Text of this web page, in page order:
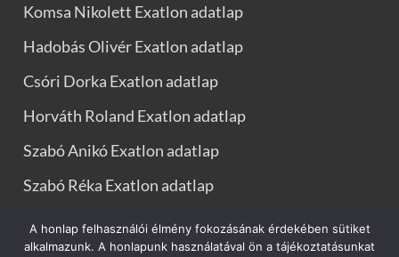
Komsa Nikolett Exatlon adatlap
Hadobás Olivér Exatlon adatlap
Csóri Dorka Exatlon adatlap
Horváth Roland Exatlon adatlap
Szabó Anikó Exatlon adatlap
Szabó Réka Exatlon adatlap
A honlap felhasználói élmény fokozásának érdekében sütiket
alkalmazunk. A honlapunk használatával ön a tájékoztatásunkat